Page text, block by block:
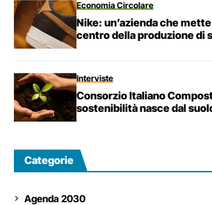
Economia Circolare
Nike: un’azienda che
centro della produzione di
Interviste
Consorzio Italiano
sostenibilità nasce dal
Categorie
Agenda 2030